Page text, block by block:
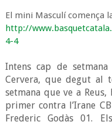
El mini Masculí comença
http://
4-4
Intens cap de
Cervera, que degut al
setmana que ve a
primer contra l’Irane
Frederic Godàs 01.